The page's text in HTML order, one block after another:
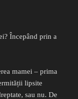
Începând prin a
mamei – prima
lipsite
sau nu. De